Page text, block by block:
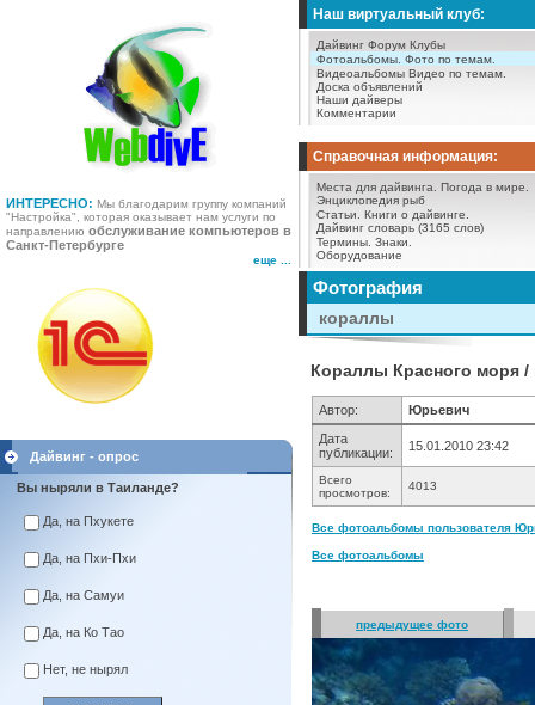
ИНТЕРЕСНО: Мы благодарим группу компаний
"Настройка", которая оказывает нам услуги по
направлению обслуживание компьютеров в
Санкт-Петербурге
еще ...
Наш виртуальный клуб:
Дайвинг Форум Клубы
Фотоальбомы. Фото по темам.
Видеоальбомы Видео по темам.
Доска объявлений
Наши дайверы
Комментарии
Справочная информация:
Места для дайвинга.
Погода в мире.
Энциклопедия рыб
Статьи.
Книги о дайвинге.
Дайвинг словарь (3165 слов)
Термины. Знаки.
Оборудование
Дайвинг - опрос
Вы ныряли в Таиланде?
Да, на Пхукете
Да, на Пхи-Пхи
Да, на Самуи
Да, на Ко Тао
Нет, не нырял
Фотография
кораллы
Кораллы Красного моря
Автор:
Юрьевич
Дата
публикации:
15.01.2010 23:42
Всего
просмотров:
4013
Все фотоальбомы пользователя
Все фотоальбомы
предыдущее фото